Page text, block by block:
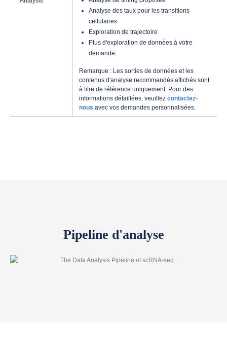
Analyse des taux pour les transitions
cellulaires
Exploration de trajectoire
Plus d'exploration de données à votre
demande.
Remarque : Les sorties de données et les
contenus d'analyse recommandés affichés sont
à titre de référence uniquement. Pour des
informations détaillées, veuillez contactez-
nous avec vos demandes personnalisées.
Pipeline d'analyse